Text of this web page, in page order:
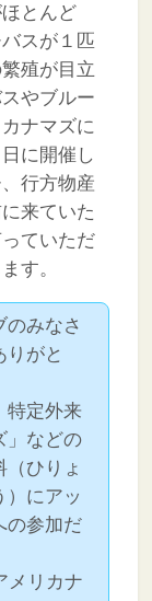
とんど
スが１匹
殖が目立
やブルー
ナマズに
に開催し
行方物産
来ていた
ていただ
す。
のみなさ
りがと
特定外来
」などの
ひりょ
）にアッ
の参加だ
メリカナ